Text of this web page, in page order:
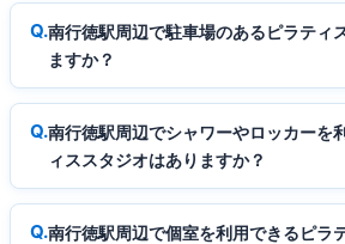
南行徳駅周辺で駐車場のあるピラティ
ますか？
南行徳駅周辺でシャワーやロッカーを
ィススタジオはありますか？
南行徳駅周辺で個室を利用できるピラ